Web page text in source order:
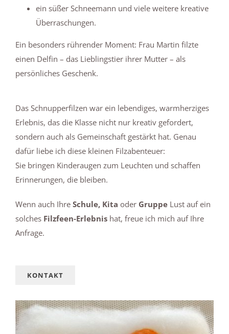
ein süßer Schneemann und viele weitere kreative
Überraschungen.
Ein besonders rührender Moment: Frau Martin filzte
einen Delfin – das Lieblingstier ihrer Mutter – als
persönliches Geschenk.
Das Schnupperfilzen war ein lebendiges, warmherziges
Erlebnis, das die Klasse nicht nur kreativ gefordert,
sondern auch als Gemeinschaft gestärkt hat. Genau
dafür liebe ich diese kleinen Filzabenteuer:
Sie bringen Kinderaugen zum Leuchten und schaffen
Erinnerungen, die bleiben.
Wenn auch Ihre Schule, Kita oder Gruppe Lust auf ein
solches Filzfeen‑Erlebnishat, freue ich mich auf Ihre
Anfrage.
KONTAKT